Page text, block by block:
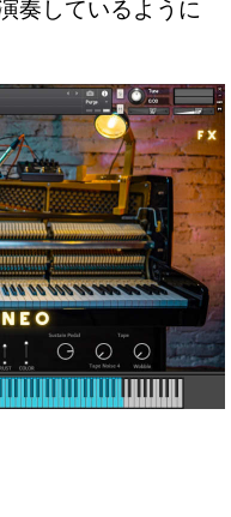
奏しているように